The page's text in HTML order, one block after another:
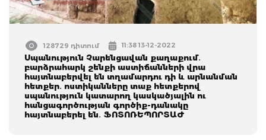
128729 դիտում 11:38 13-12-2022
Սպանություն Չարենցավան քաղաքում․
բարձրահարկ շենքի աստիճանների վրա
հայտնաբերվել են տղամարդու դի և արնանման
հետքեր․ ոստիկանները տաք հետքերով
սպանություն կատարող կասկածյալին ու
հանցագործության գործիք-դանակը
հայտնաբերել են․ ՖՈՏՈՌԵՊՈՐՏԱԺ